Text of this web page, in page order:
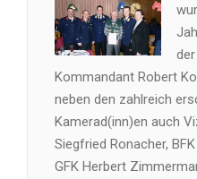
Kommandant Robert
neben den zahlreich
Kamerad(inn)en auch
Siegfried Ronacher,
GFK Herbert